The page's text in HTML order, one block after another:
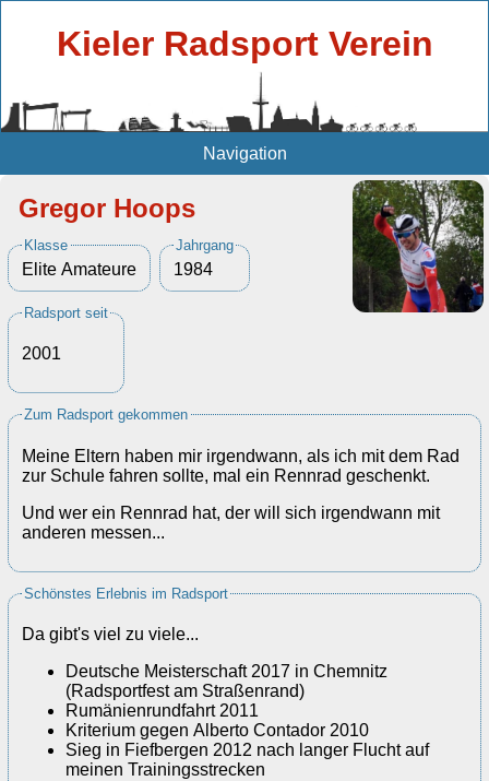
Kieler Radsport Verein
Navigation
Gregor Hoops
Klasse
Elite Amateure
Jahrgang
1984
Radsport seit
2001
Zum Radsport gekommen
Meine Eltern haben mir irgendwann, als ich mit dem Rad
zur Schule fahren sollte, mal ein Rennrad geschenkt.
Und wer ein Rennrad hat, der will sich irgendwann mit
anderen messen...
Schönstes Erlebnis im Radsport
Da gibt's viel zu viele...
Deutsche Meisterschaft 2017 in Chemnitz
(Radsportfest am Straßenrand)
Rumänienrundfahrt 2011
Kriterium gegen Alberto Contador 2010
Sieg in Fiefbergen 2012 nach langer Flucht auf
meinen Trainingsstrecken